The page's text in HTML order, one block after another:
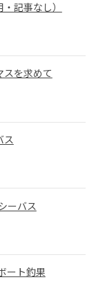
記事なし）
スを求めて
ス
ーバス
ート釣果